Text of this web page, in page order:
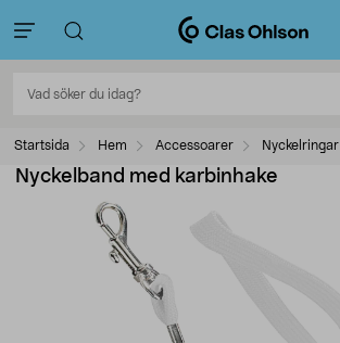
Startsida Hem Accessoarer Nyckelringar
Nyckelband med karbinhake